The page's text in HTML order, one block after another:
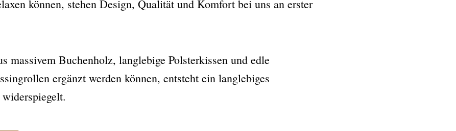
können, stehen Design, Qualität und Komfort bei uns an erster
Buchenholz, langlebige Polsterkissen und edle
ergänzt werden können, entsteht ein langlebiges